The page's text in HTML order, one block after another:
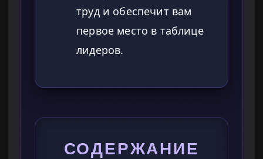
труд и обеспечит вам
первое место в таблице
лидеров.
СОДЕРЖАНИЕ